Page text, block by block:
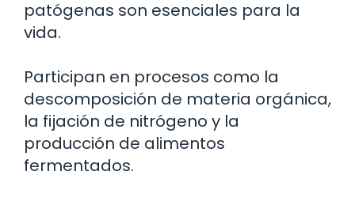
patógenas son esenciales para la
vida.
Participan en procesos como la
descomposición de materia orgánica,
la fijación de nitrógeno y la
producción de alimentos
fermentados.